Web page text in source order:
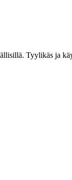
Tyylikäs ja